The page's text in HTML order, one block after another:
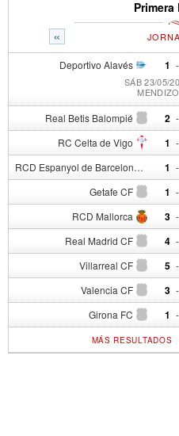
«
Deportivo Alavés 1 -
SÁB 23/05/
Real Betis Balompié 2 -
RC Celta de Vigo 1 -
RCD Espanyol de Barcelona 1 -
Getafe CF 1 -
RCD Mallorca 3 -
Real Madrid CF 4 -
Villarreal CF 5 -
Valencia CF 3 -
Girona FC 1 -
MÁS RESULTADOS